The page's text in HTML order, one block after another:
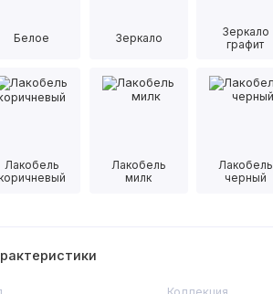
Белое Зеркало
Зеркало
графит
Лакобель
Лакобель
милк
Лакобель
черный